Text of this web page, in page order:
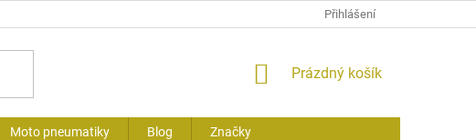
Přihlášení
NÁKUPNÍ
Prázdný košík
Moto pneumatiky Blog Značky